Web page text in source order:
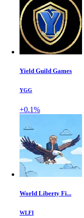
Yield Guild Games
YGG
+0.1%
World Liberty Fi...
WLFI